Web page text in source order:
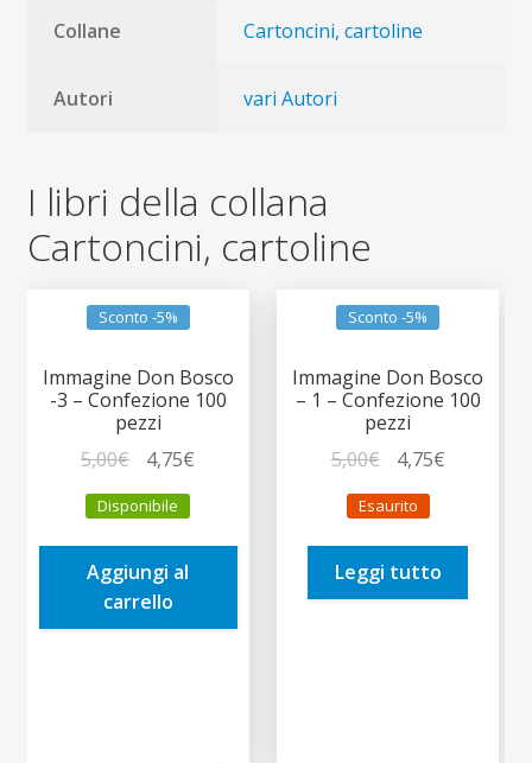
Collane Cartoncini, cartoline
Autori vari Autori
I libri della collana
Cartoncini, cartoline
Sconto -5%
Immagine Don Bosco
-3 – Confezione 100
pezzi
5,00€
prezzo
originale
era:
5,00€.
4,75€
è:
Disponibile
Aggiungi al
carrello
Sconto -5%
Immagine Don Bosco
– 1 – Confezione 100
pezzi
5,00€
prezzo
originale
era:
5,00€.
4,75€Il
è:
Esaurito
Leggi tutto